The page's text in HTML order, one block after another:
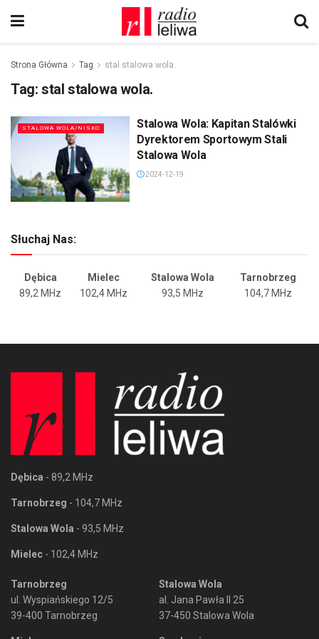
Strona Główna Tag stal stalowa wola.
Tag: stal stalowa wola.
STALOWA WOLA/NISKO
Stalowa Wola: Kapitan Stalówki
Dyrektorem Sportowym Stali
Stalowa Wola
2024-12-19
Słuchaj Nas:
Dębica Mielec Stalowa Wola
Tarnobrzeg
89,2 MHz
102,4 MHz 93,5 MHz 104,7 MHz
Dębica - 89,2 MHz
Tarnobrzeg - 104,7 MHz
Stalowa Wola - 93,5 MHz
Mielec - 102,4 MHz
Tarnobrzeg
ul. Wyspiańskiego 12/5
39-400 Tarnobrzeg
Stalowa Wola
al. Jana Pawła II 25
37-450 Stalowa Wola